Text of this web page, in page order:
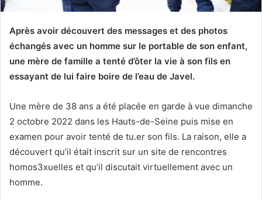
Après avoir découvert des messages et des photos
échangés avec un homme sur le portable de son enfant,
une mère de famille a tenté d’ôter la vie à son fils en
essayant de lui faire boire de l’eau de Javel.
Une mère de 38 ans a été placée en garde à vue dimanche
2 octobre 2022 dans les Hauts-de-Seine puis mise en
examen pour avoir tenté de tu.er son fils. La raison, elle a
découvert qu’il était inscrit sur un site de rencontres
homos3xuelles et qu’il discutait virtuellement avec un
homme.